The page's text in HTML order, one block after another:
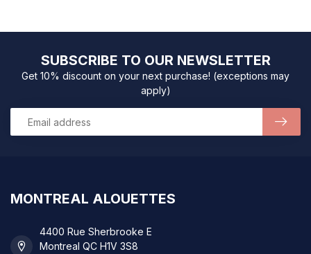
SUBSCRIBE TO OUR NEWSLETTER
Get 10% discount on your next purchase! (exceptions may
apply)
MONTREAL ALOUETTES
4400 Rue Sherbrooke E
Montreal QC H1V 3S8